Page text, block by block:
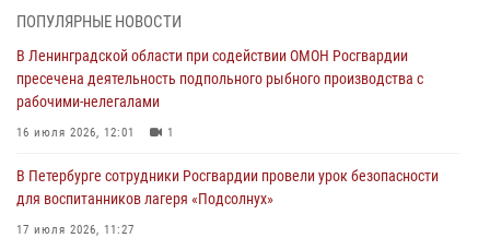
06 августа 2026, 13:39 1
В Центральном районе росгвардейцы оперативно задержали
хулигана, стрелявшего из пускового устройства рядом с жилыми
домами
06 августа 2026, 11:36
Сотрудники и военнослужащие Росгвардии обеспечили
правопорядок при проведении матча "Зенит" - "Балтика"
06 августа 2026, 07:30
ПОПУЛЯРНЫЕ НОВОСТИ
В Ленинградской области при содействии ОМОН Росгвардии
пресечена деятельность подпольного рыбного производства с
рабочими-нелегалами
16 июля 2026, 12:01 1
В Петербурге сотрудники Росгвардии провели урок безопасности
для воспитанников лагеря «Подсолнух»
17 июля 2026, 11:27